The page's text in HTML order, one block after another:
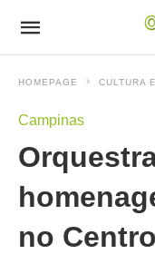
HOMEPAGE CULTURA
Campinas
no